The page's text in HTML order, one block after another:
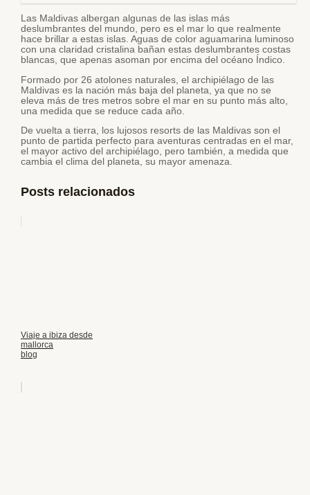
Las Maldivas albergan algunas de las islas más
deslumbrantes del mundo, pero es el mar lo que realmente
hace brillar a estas islas. Aguas de color aguamarina luminoso
con una claridad cristalina bañan estas deslumbrantes costas
blancas, que apenas asoman por encima del océano Índico.
Formado por 26 atolones naturales, el archipiélago de las
Maldivas es la nación más baja del planeta, ya que no se
eleva más de tres metros sobre el mar en su punto más alto,
una medida que se reduce cada año.
De vuelta a tierra, los lujosos resorts de las Maldivas son el
punto de partida perfecto para aventuras centradas en el mar,
el mayor activo del archipiélago, pero también, a medida que
cambia el clima del planeta, su mayor amenaza.
Posts relacionados
Viaje a ibiza desde
mallorca
blog